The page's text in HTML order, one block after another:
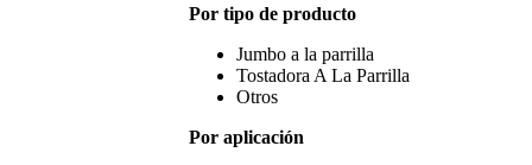
Por tipo de producto
Jumbo a la parrilla
Tostadora A La Parrilla
Otros
Por aplicación